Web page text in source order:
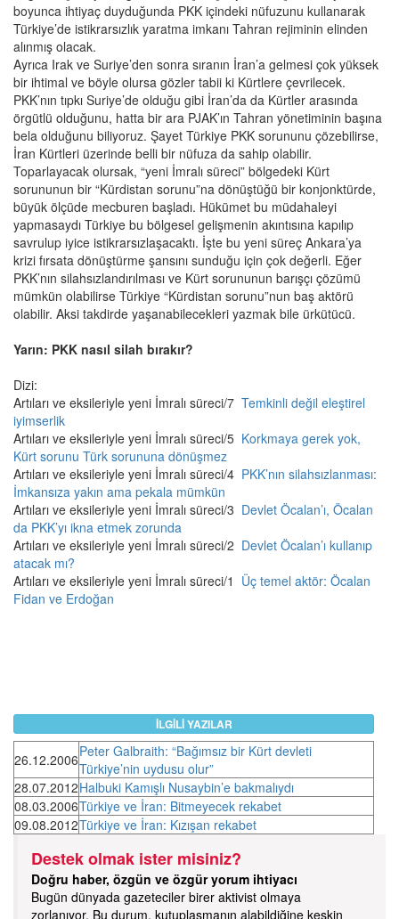
boyunca ihtiyaç duyduğunda PKK içindeki nüfuzunu kullanarak
Türkiye’de istikrarsızlık yaratma imkanı Tahran rejiminin elinden
alınmış olacak.
Ayrıca Irak ve Suriye’den sonra sıranın İran’a gelmesi çok yüksek
bir ihtimal ve böyle olursa gözler tabii ki Kürtlere çevrilecek.
PKK’nın tıpkı Suriye’de olduğu gibi İran’da da Kürtler arasında
örgütlü olduğunu, hatta bir ara PJAK’ın Tahran yönetiminin başına
bela olduğunu biliyoruz. Şayet Türkiye PKK sorununu çözebilirse,
İran Kürtleri üzerinde belli bir nüfuza da sahip olabilir.
Toparlayacak olursak, “yeni İmralı süreci” bölgedeki Kürt
sorununun bir “Kürdistan sorunu”na dönüştüğü bir konjonktürde,
büyük ölçüde mecburen başladı. Hükümet bu müdahaleyi
yapmasaydı Türkiye bu bölgesel gelişmenin akıntısına kapılıp
savrulup iyice istikrarsızlaşacaktı. İşte bu yeni süreç Ankara’ya
krizi fırsata dönüştürme şansını sunduğu için çok değerli. Eğer
PKK’nın silahsızlandırılması ve Kürt sorununun barışçı çözümü
mümkün olabilirse Türkiye “Kürdistan sorunu”nun baş aktörü
olabilir. Aksi takdirde yaşanabilecekleri yazmak bile ürkütücü.
Yarın: PKK nasıl silah bırakır?
Dizi:
Artıları ve eksileriyle yeni İmralı süreci/7 Temkinli değil eleştirel
iyimserlik
Artıları ve eksileriyle yeni İmralı süreci/5 Korkmaya gerek yok,
Kürt sorunu Türk sorununa dönüşmez
Artıları ve eksileriyle yeni İmralı süreci/4 PKK’nın silahsızlanması:
İmkansıza yakın ama pekala mümkün
Artıları ve eksileriyle yeni İmralı süreci/3 Devlet Öcalan’ı, Öcalan
da PKK’yı ikna etmek zorunda
Artıları ve eksileriyle yeni İmralı süreci/2 Devlet Öcalan’ı kullanıp
atacak mı?
Artıları ve eksileriyle yeni İmralı süreci/1 Üç temel aktör: Öcalan
Fidan ve Erdoğan
İLGİLİ YAZILAR
26.12.2006Peter Galbraith: “Bağımsız bir Kürt devleti
Türkiye’nin uydusu olur”
28.07.2012Halbuki Kamışlı Nusaybin’e bakmalıydı
08.03.2006Türkiye ve İran: Bitmeyecek rekabet
09.08.2012Türkiye ve İran: Kızışan rekabet
Destek olmak ister misiniz?
Doğru haber, özgün ve özgür yorum ihtiyacı
Bugün dünyada gazeteciler birer aktivist olmaya
zorlanıyor. Bu durum, kutuplaşmanın alabildiğine keskin